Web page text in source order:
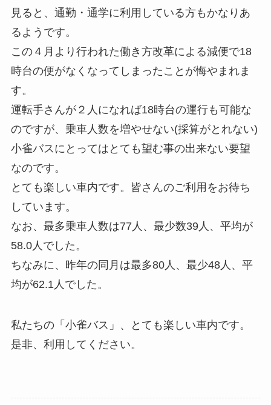
見ると、通勤・通学に利用している方もかなりあ
るようです。
この４月より行われた働き方改革による減便で18
時台の便がなくなってしまったことが悔やまれま
す。
運転手さんが２人になれば18時台の運行も可能な
のですが、乗車人数を増やせない(採算がとれない)
小雀バスにとってはとても望む事の出来ない要望
なのです。
とても楽しい車内です。皆さんのご利用をお待ち
しています。
なお、最多乗車人数は77人、最少数39人、平均が
58.0人でした。
ちなみに、昨年の同月は最多80人、最少48人、平
均が62.1人でした。
私たちの「小雀バス」、とても楽しい車内です。
是非、利用してください。